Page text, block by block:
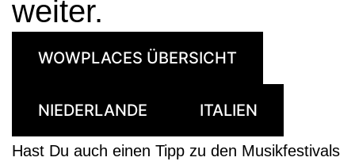
weiter.
WOWPLACES ÜBERSICHT
NIEDERLANDE ITALIEN
Hast Du auch einen Tipp zu den Musikfestivals